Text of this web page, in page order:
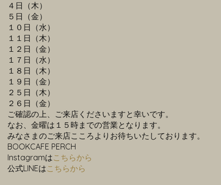
４日（木）
５日（金）
１０日（水）
１１日（木）
１２日（金）
１７日（水）
１８日（木）
１９日（金）
２５日（木）
２６日（金）
ご確認の上、ご来店くださいますと幸いです。
なお、金曜は１５時までの営業となります。
みなさまのご来店こころよりお待ちいたしております。
BOOKCAFE PERCH
Instagramはこちらから
公式LINEはこちらから